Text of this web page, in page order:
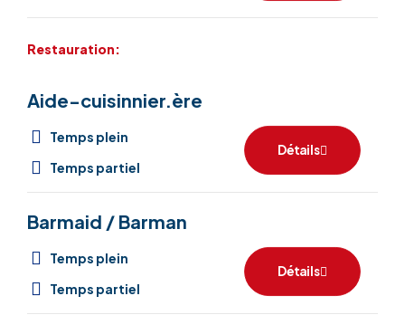
Restauration:
Aide-cuisinnier.ère
Temps plein
Temps partiel
Détails
Barmaid / Barman
Temps plein
Temps partiel
Détails